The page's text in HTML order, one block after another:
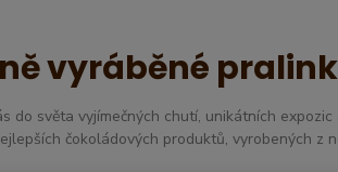
vyráběné
do světa vyjímečných chutí, unikátních
čokoládových produktů, vyrobených z